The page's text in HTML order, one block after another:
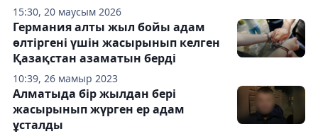
15:30, 20 маусым 2026
10:39, 26 мамыр 2023
Германия алты жыл бойы адам
өлтіргені үшін жасырынып келген
Қазақстан азаматын берді
Алматыда бір жылдан бері
жасырынып жүрген ер адам
ұсталды